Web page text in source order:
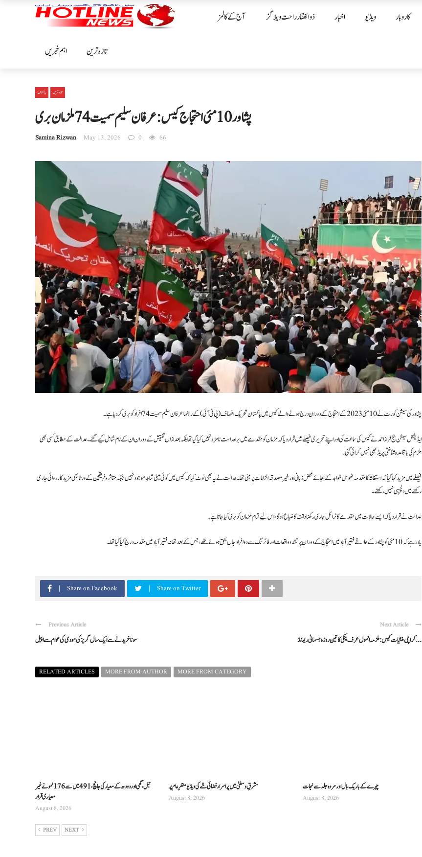
آج کے کالمز ذوالفقار راحت ویلاگز اخبار ویڈیو کاروبار
اہم خبریں تازہ ترین
پاکستان تازہ ترین
پشاور 10 مئی احتجاج کیس: عرفان سلیم سمیت 74 ملزمان بری
Samina Rizwan May 13, 2026 0 66
پشاور کی سیشن کورٹ نے 10 مئی 2023 کے احتجاج کے دوران درج ہونے والے کیس میں پاکستان تحریک انصاف (پی ٹی آئی) کے رہنما عرفان سلیم سمیت 74 افراد کو بری کر دیا ہے۔
ایڈیشنل سیشن جج فراز احمد نے کیس کی سماعت کی اور اپنے تحریری فیصلے میں قرار دیا کہ ملزمان کو مقدمے میں براہ راست نامزد نہیں کیا گیا تھا بلکہ بعد ازاں تفتیش کے دوران ان کے نام شامل کیے گئے۔ عدالت کے مطابق کسی بھی
ملزم کی باقاعدہ شناختی پریڈ بھی نہیں کرائی گئی۔
فیصلے میں مزید کہا گیا کہ استغاثہ کا مقدمہ ٹھوس شواہد کے بجائے محض زبانی اور غیر مصدقہ الزامات پر مبنی تھا۔ عدالت نے یہ بھی نوٹ کیا کہ کیس میں کوئی عینی شاہد موجود نہیں جبکہ متاثرہ فریقین کے ورثا بھی مزید کارروائی جاری
رکھنے میں دلچسپی نہیں رکھتے۔
عدالت نے قرار دیا کہ ایسے حالات میں مقدمے کا ٹرائل جاری رکھنا وقت کا ضیاع ہوگا، اس لیے تمام ملزمان کو بری کیا جاتا ہے۔
یاد رہے کہ 10 مئی کو پشاور کے علاقے فقیر آباد میں احتجاج کے دوران پرتشدد واقعات اور فائرنگ سے دو افراد جاں بحق ہوئے تھے، جس کے بعد تھانہ فقیر آباد میں مقدمہ درج کیا گیا تھا۔
Share on Facebook Share on Twitter
Previous Article
سونا خریدنے سے ایک سال گریز کی مودی کی عوام سے اپیل
Next Article
کراچی منشیات کیس: ملزمہ انمول عرف پنکی کا تین روزہ جسمانی ریمانڈ ...
RELATED ARTICLES MORE FROM AUTHOR MORE FROM CATEGORY
تیل، گھی اور دودھ کے معیار کی جانچ، 491 میں سے 176 نمونے غیر
معیاری قرار
August 8, 2026
مشرقِ وسطیٰ میں پراسرار فضائی شے کی ویڈیو منظرِ عام پر
August 8, 2026
چہرے کے باریک بال اور مردہ جلد سے نجات
August 8, 2026
PREV NEXT